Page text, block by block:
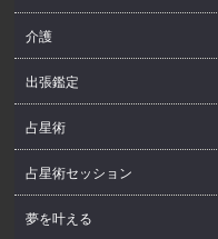
介護
出張鑑定
占星術
占星術セッション
夢を叶える